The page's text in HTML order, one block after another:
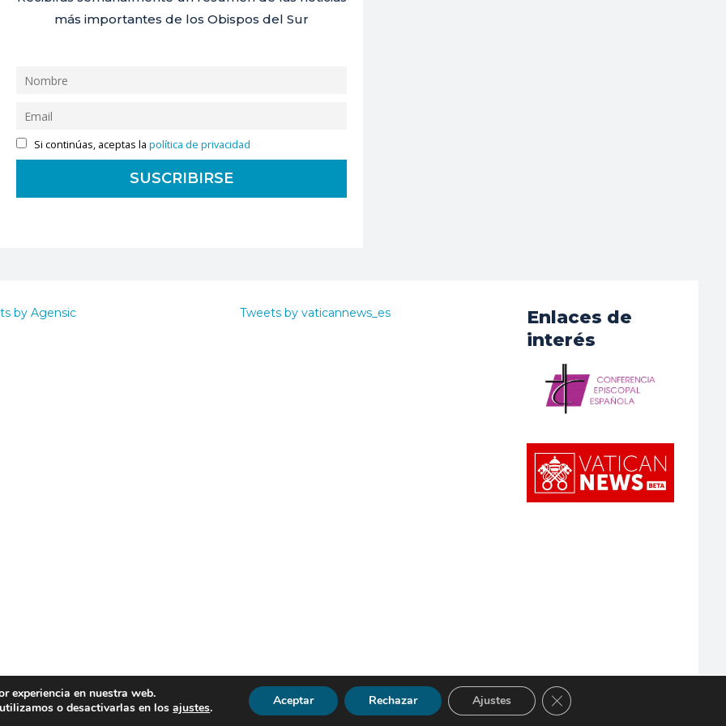
más importantes de los Obispos del Sur
Si continúas, aceptas lapolítica de privacidad
by Agensic Tweets by vaticannews_es
Enlaces de
interés
| Todos los derechos reservados | Política de Privacidad | Aviso Legal
experiencia en nuestra web.
o desactivarlas en losajustes. Aceptar Rechazar Ajustes Cerrar el banner de cookies